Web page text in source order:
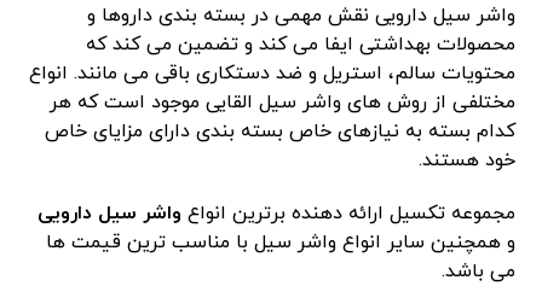
واشر سیل دارویی نقش مهمی در بسته بندی داروها و
محصولات بهداشتی ایفا می کند و تضمین می کند که
محتویات سالم، استریل و ضد دستکاری باقی می مانند. انواع
مختلفی از روش های واشر سیل القایی موجود است که هر
کدام بسته به نیازهای خاص بسته بندی دارای مزایای خاص
خود هستند.
مجموعه تکسیل ارائه دهنده برترین انواع واشر سیل دارویی
و همچنین سایر انواع واشر سیل با مناسب ترین قیمت ها
می باشد.